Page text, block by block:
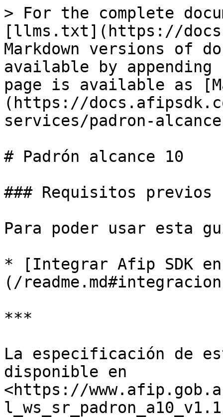
> For the complete
[llms.txt](https://
Markdown versions of
available by
page is available as
(https://
services/padron-
# Padrón alcance 10
### Requisitos previos
Para poder usar esta
* [Integrar Afip SDK
(/
***
La especificación de
disponible en
<https://